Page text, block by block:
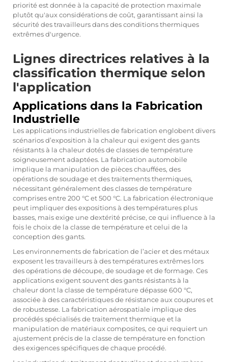
priorité est donnée à la capacité de protection maximale
plutôt qu'aux considérations de coût, garantissant ainsi la
sécurité des travailleurs dans des conditions thermiques
extrêmes d'urgence.
Lignes directrices relatives à la
classification thermique selon
l'application
Applications dans la Fabrication
Industrielle
Les applications industrielles de fabrication englobent divers
scénarios d’exposition à la chaleur qui exigent des gants
résistants à la chaleur dotés de classes de température
soigneusement adaptées. La fabrication automobile
implique la manipulation de pièces chauffées, des
opérations de soudage et des traitements thermiques,
nécessitant généralement des classes de température
comprises entre 200 °C et 500 °C. La fabrication électronique
peut impliquer des expositions à des températures plus
basses, mais exige une dextérité précise, ce qui influence à la
fois le choix de la classe de température et celui de la
conception des gants.
Les environnements de fabrication de l’acier et des métaux
exposent les travailleurs à des températures extrêmes lors
des opérations de découpe, de soudage et de formage. Ces
applications exigent souvent des gants résistants à la
chaleur dont la classe de température dépasse 600 °C,
associée à des caractéristiques de résistance aux coupures et
de robustesse. La fabrication aérospatiale implique des
procédés spécialisés de traitement thermique et la
manipulation de matériaux composites, ce qui requiert un
ajustement précis de la classe de température en fonction
des exigences spécifiques de chaque procédé.